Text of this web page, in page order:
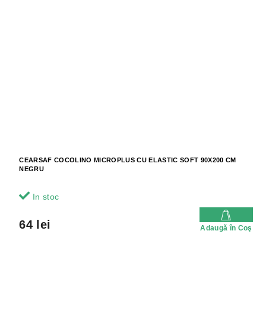
CEARSAF COCOLINO MICROPLUS CU ELASTIC SOFT 90X200 CM
NEGRU
In stoc
64 lei Adaugă în Coş